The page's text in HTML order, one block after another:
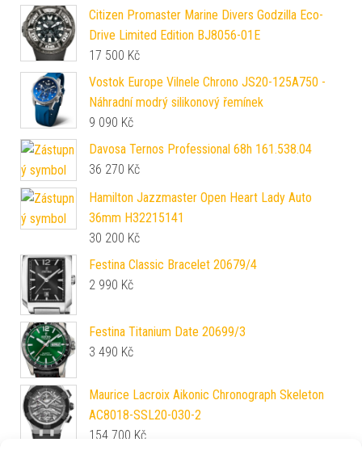
Citizen Promaster Marine Divers Godzilla Eco-
Drive Limited Edition BJ8056-01E
17 500 Kč
Vostok Europe Vilnele Chrono JS20-125A750 -
Náhradní modrý silikonový řemínek
9 090 Kč
Davosa Ternos Professional 68h 161.538.04
36 270 Kč
Hamilton Jazzmaster Open Heart Lady Auto
36mm H32215141
30 200 Kč
Festina Classic Bracelet 20679/4
2 990 Kč
Festina Titanium Date 20699/3
3 490 Kč
Maurice Lacroix Aikonic Chronograph Skeleton
AC8018-SSL20-030-2
154 700 Kč